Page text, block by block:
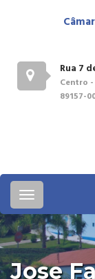
Rua 7
Centro
89157-
Toggle
navigation
Jose